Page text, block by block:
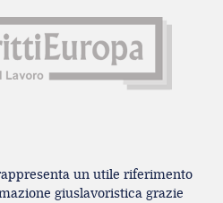
un utile riferimento
giuslavoristica grazie